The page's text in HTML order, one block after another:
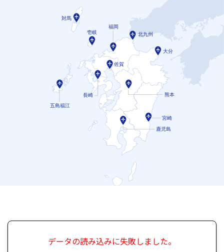
対馬
福岡
北九州
壱岐
宮崎
熊本
鹿児島
五島福江
長崎
大分
佐賀
データの読み込みに失敗しました。